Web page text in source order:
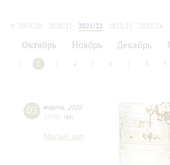
2019/20
2020/21 2021/22 2022/23
2023/24
Октябрь Ноябрь Декабрь
2 3 4 5 6 7 8 9
03 марта
2022
19:00 Чт
Малый зал